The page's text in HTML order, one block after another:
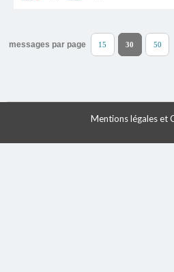
messages par page 15 30 50
Mentions légales et